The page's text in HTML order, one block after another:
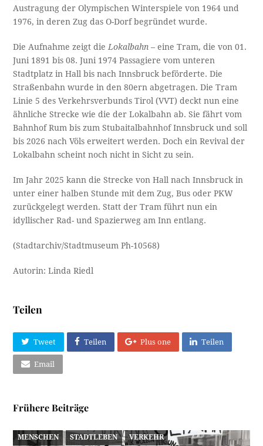
Austragung der Olympischen Winterspiele von 1964 und
1976, in deren Zug das O-Dorf begründet wurde.
Die Aufnahme zeigt die Lokalbahn– eine Tram, die von 01.
Juni 1891 bis 08. Juni 1974 Passagiere vom unteren
Stadtplatz in Hall bis nach Innsbruck beförderte. Die
Straßenbahn wurde in den 80ern abgetragen. Die Tram
Linie 5 des Verkehrsverbunds Tirol (VVT) deckt nun eine
ähnliche Strecke wie die der Lokalbahn ab. Sie fährt vom
Bahnhof Rum bis zum Stubaitalbahnhof Innsbruck und soll
bis 2026 nach Völs erweitert werden. Doch ein Revival der
Lokalbahn scheint noch nicht in Sicht zu sein.
Im Jahr 2025 kann die Strecke von Hall nach Innsbruck in
unter einer halben Stunde mit dem Zug, Bus oder PKW
zurückgelegt werden. Statt der Tram führt nun ein
idyllischer Rad- und Spazierweg am Inn entlang.
(Stadtarchiv/Stadtmuseum Ph-10568)
Autorin: Linda Riedl
Teilen
Tweet Teilen Plus one Teilen
Email
Frühere Beiträge
MENSCHEN STADTLEBEN VERKEHR